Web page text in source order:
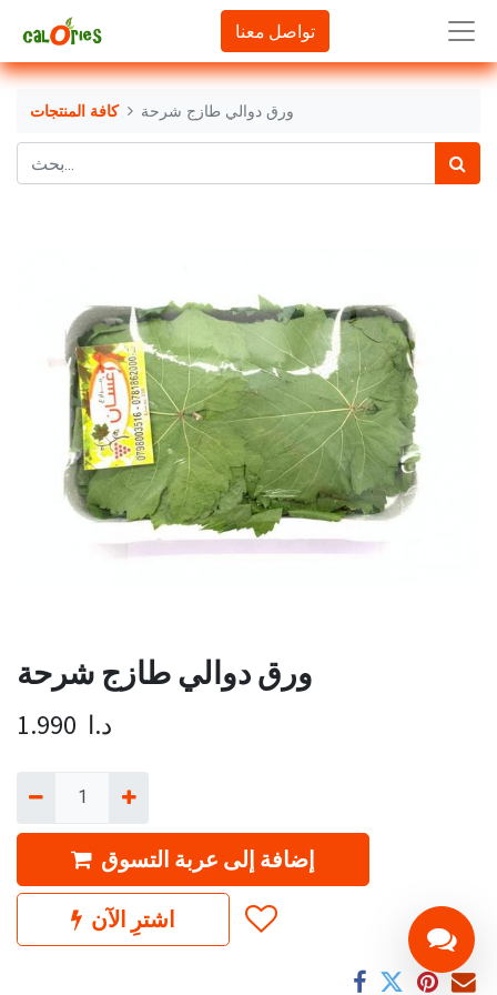
تواصل معنا
كافة المنتجات ورق دوالي طازج شرحة
ورق دوالي طازج شرحة
1.990 د.ا
إضافة إلى عربة التسوق
اشترِ الآن